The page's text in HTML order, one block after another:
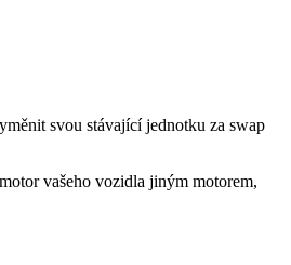
svou stávající jednotku za swap
vašeho vozidla jiným motorem,